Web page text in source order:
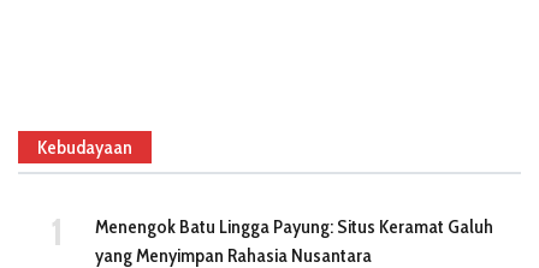
Kebudayaan
Menengok Batu Lingga Payung: Situs Keramat Galuh
yang Menyimpan Rahasia Nusantara